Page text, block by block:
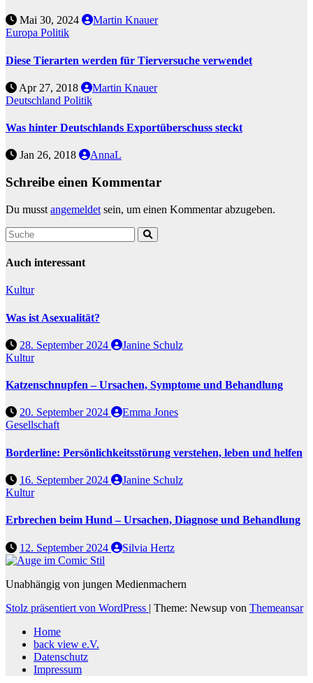
Mai 30, 2024
Martin Knauer
Europa Politik
Diese Tierarten werden für Tierversuche verwendet
Apr 27, 2018
Martin Knauer
Deutschland Politik
Was hinter Deutschlands Exportüberschuss steckt
Jan 26, 2018 AnnaL
Schreibe einen Kommentar
Du musst angemeldet sein, um einen Kommentar abzugeben.
Auch interessant
Kultur
Was ist Asexualität?
28. September 2024
Janine Schulz
Kultur
Katzenschnupfen – Ursachen, Symptome und Behandlung
20. September 2024
Emma Jones
Gesellschaft
Borderline: Persönlichkeitsstörung verstehen, leben und helfen
16. September 2024
Janine Schulz
Kultur
Erbrechen beim Hund – Ursachen, Diagnose und Behandlung
12. September 2024 Silvia Hertz
Unabhängig von jungen Medienmachern
Stolz präsentiert von WordPress | Theme: Newsup von Themeansar
Home
back view e.V.
Datenschutz
Impressum